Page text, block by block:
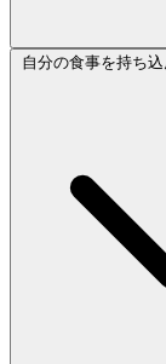
はい、英語対応
ので、日本語に
自分の食事を持ち